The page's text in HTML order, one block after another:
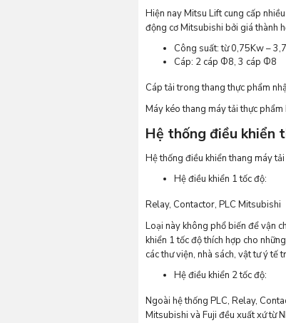
Hiện nay Mitsu Lift cung cấp
động cơ Mitsubishi bởi giá thành
Công suất: từ 0,75Kw –
Cáp: 2 cáp Ф8, 3 cáp Ф8
Cáp tải trong thang thực phẩm
Máy kéo thang máy tải thực
Hệ thống điều khiển
Hệ thống điều khiển thang máy
Hệ điều khiển 1 tốc độ:
Relay, Contactor, PLC Mitsubishi
Loại này không phổ biến để vận
khiển 1 tốc độ thích hợp cho
các thư viện, nhà sách, vật tư ý tế
Hệ điều khiển 2 tốc độ:
Ngoài hệ thống PLC, Relay,
Mitsubishi và Fuji đều xuất xứ từ